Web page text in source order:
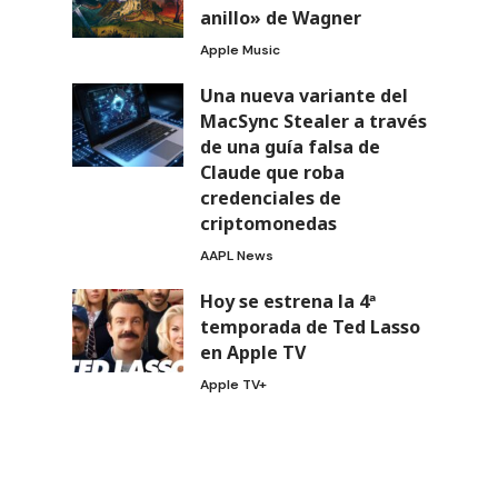
anillo» de Wagner
Apple Music
Una nueva variante del
MacSync Stealer a través
de una guía falsa de
Claude que roba
credenciales de
criptomonedas
AAPL News
Hoy se estrena la 4ª
temporada de Ted Lasso
en Apple TV
Apple TV+